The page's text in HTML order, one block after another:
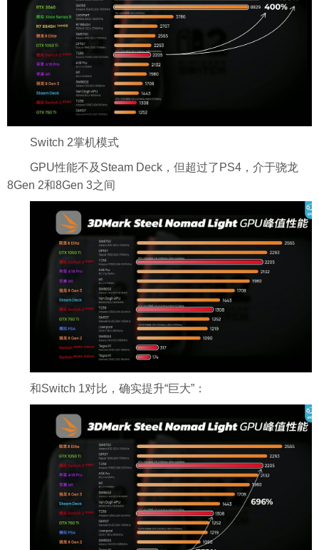
Switch 2掌机模式
GPU性能不及Steam Deck，但超过了PS4，介于骁龙
8Gen 2和8Gen 3之间
和Switch 1对比，确实提升“巨大”：